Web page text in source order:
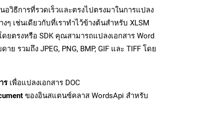
อวิธีการที่รวดเร็วและตรงไปตรงมาในการแปลง
ๆ เช่นเดียวกับที่เราทำไว้ข้างต้นสำหรับ XLSM
ดยตรงหรือ SDK คุณสามารถแปลงเอกสาร Word
ย รวมถึง JPEG, PNG, BMP, GIF และ TIFF โดย
รเพื่อแปลงเอกสาร DOC
ของอินสแตนซ์คลาส WordsApi สำหรับ